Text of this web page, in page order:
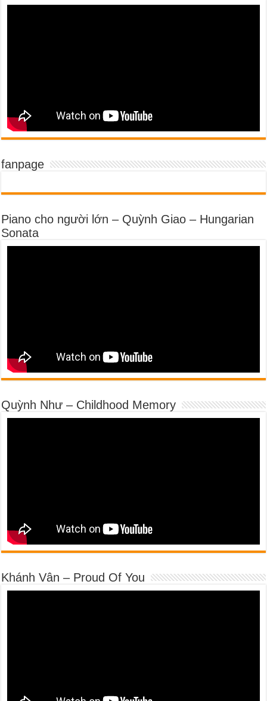
fanpage
Piano cho người lớn – Quỳnh Giao – Hungarian
Sonata
Quỳnh Như – Childhood Memory
Khánh Vân – Proud Of You